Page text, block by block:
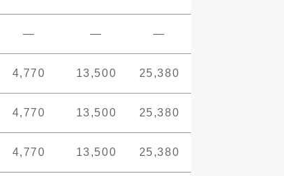
— — —
4,770 13,500 25,380
4,770 13,500 25,380
4,770 13,500 25,380